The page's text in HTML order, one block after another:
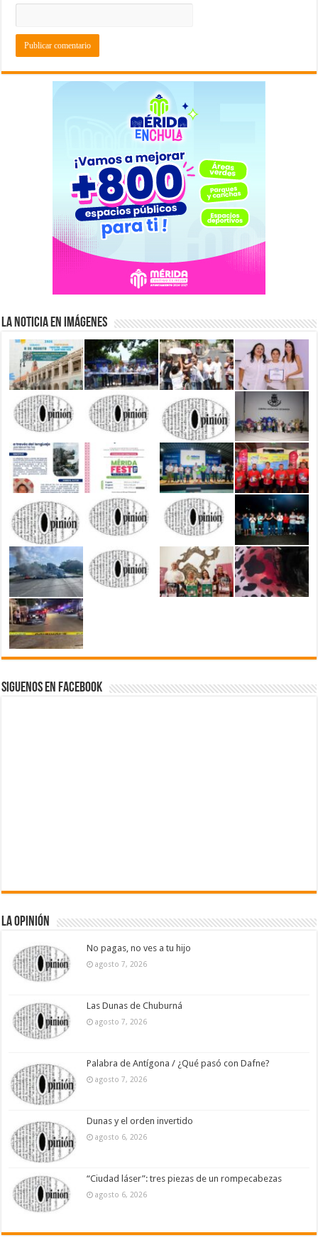
La Noticia en Imágenes
Siguenos en Facebook
La Opinión
No pagas, no ves a tu hijo
agosto 7, 2026
Las Dunas de Chuburná
agosto 7, 2026
Palabra de Antígona / ¿Qué pasó con Dafne?
agosto 7, 2026
Dunas y el orden invertido
agosto 6, 2026
“Ciudad láser”: tres piezas de un rompecabezas
agosto 6, 2026